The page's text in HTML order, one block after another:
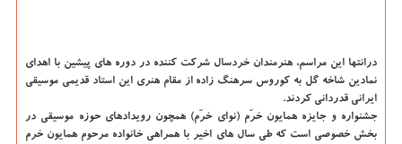
درانتها این مراسم، هنرمندان خردسال شركت كننده در دوره های پیشین با اهدای
نمادین شاخه گل به كوروس سرهنگ زاده از مقام هنری این استاد قدیمی موسیقی
ایرانی قدردانی كردند.
جشنواره و جایزه همایون خرّم (نوای خرّم) همچون رویدادهای حوزه موسیقی در
بخش خصوصی است كه طی سال های اخیر با همراهی خانواده مرحوم همایون خرم